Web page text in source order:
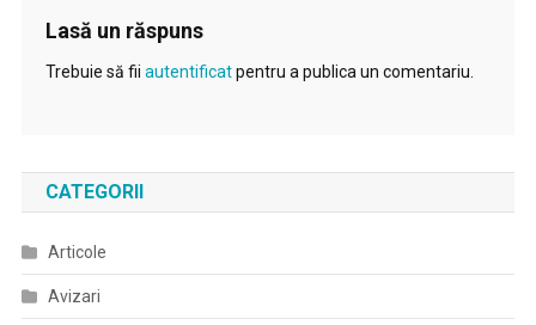
Lasă un răspuns
Trebuie să fii autentificatpentru a publica un comentariu.
CATEGORII
Articole
Avizari